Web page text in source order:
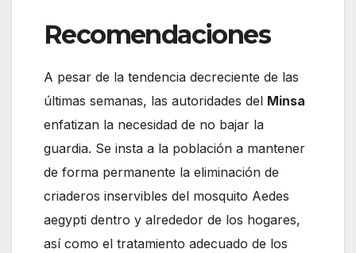
Recomendaciones
A pesar de la tendencia decreciente de las
últimas semanas, las autoridades del Minsa
enfatizan la necesidad de no bajar la
guardia. Se insta a la población a mantener
de forma permanente la eliminación de
criaderos inservibles del mosquito Aedes
aegypti dentro y alrededor de los hogares,
así como el tratamiento adecuado de los